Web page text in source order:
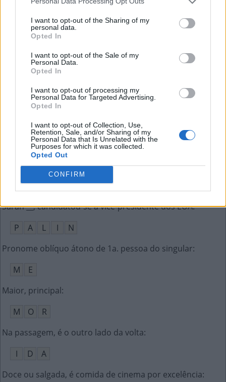
I want to opt-out of the Sharing of my
personal data.
Opted In
I want to opt-out of the Sale of my
Personal Data.
Opted In
I want to opt-out of processing my
Personal Data for Targeted Advertising.
Opted In
I want to opt-out of Collection, Use,
Retention, Sale, and/or Sharing of my
Personal Data that Is Unrelated with the
Purposes for which it was collected.
Opted Out
CONFIRM
Á
S
Tipo de saia com comprimento abaixo do joelho
I D
I
I
M
Pôr arquivos em um e-mail:
N E X A
R
À __, o alimento empanado:
O R
É
Sarah __, candidatou-se a vice-presidente dos EUA:
P
A L I
N
Pronome oblíquo átono de 1a. pessoa do singular:
M
E
Maior, principal:
M
O
R
Na passagem, é o outro lado da volta:
I
D
A
Doce ou salgada, é comida de cinema por excelência: